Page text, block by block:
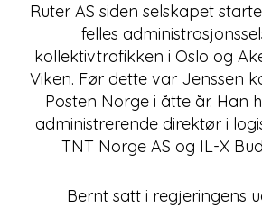
Ruter AS siden selskapet
felles
kollektivtrafikken i Oslo og
Viken. Før dette var Jenssen
Posten Norge i åtte år. Han
administrerende direktør i
TNT Norge AS og IL-X
Bernt satt i regjeringens